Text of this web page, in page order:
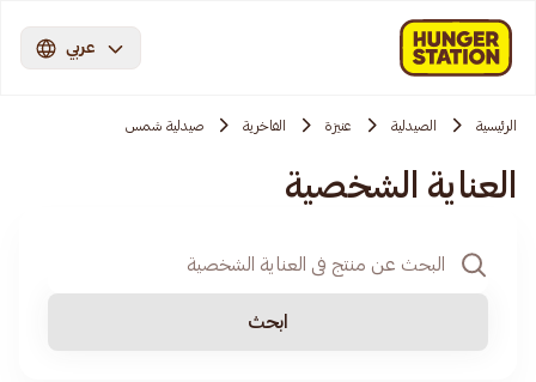
عربي
الرئيسية الصيدلية عنيزة الفاخرية صيدلية شمس
العناية الشخصية
ابحث